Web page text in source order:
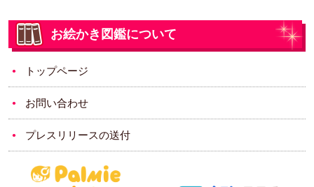
お絵かき図鑑について
トップページ
お問い合わせ
プレスリリースの送付